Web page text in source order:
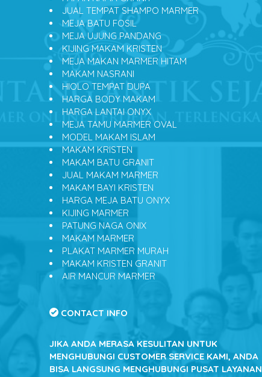
JUAL TEMPAT SHAMPO MARMER
MEJA BATU FOSIL
MEJA UJUNG PANDANG
KIJING MAKAM KRISTEN
MEJA MAKAN MARMER HITAM
MAKAM NASRANI
HIOLO TEMPAT DUPA
HARGA BODY MAKAM
HARGA LANTAI ONYX
MEJA TAMU MARMER OVAL
MODEL MAKAM ISLAM
MAKAM KRISTEN
MAKAM BATU GRANIT
JUAL MAKAM MARMER
MAKAM BAYI KRISTEN
HARGA MEJA BATU ONYX
KIJING MARMER
PATUNG NAGA ONIX
MAKAM MARMER
PLAKAT MARMER MURAH
MAKAM KRISTEN GRANIT
AIR MANCUR MARMER
CONTACT INFO
JIKA ANDA MERASA KESULITAN UNTUK
MENGHUBUNGI CUSTOMER SERVICE KAMI, ANDA
BISA LANGSUNG MENGHUBUNGI PUSAT LAYANAN